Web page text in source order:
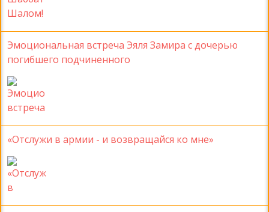
Эмоциональная встреча Эяля Замира с дочерью
погибшего подчиненного
«Отслужи в армии - и возвращайся ко мне»